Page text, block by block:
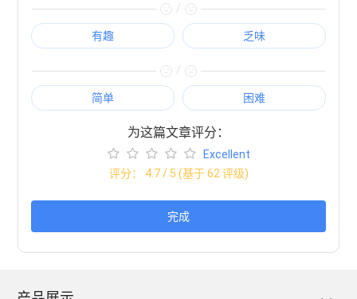
/
有趣 乏味
/
简单 困难
为这篇文章评分：
Excellent
评分： 4.7/ 5 (基于62 评级)
完成